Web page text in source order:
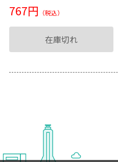
767円
在庫切れ